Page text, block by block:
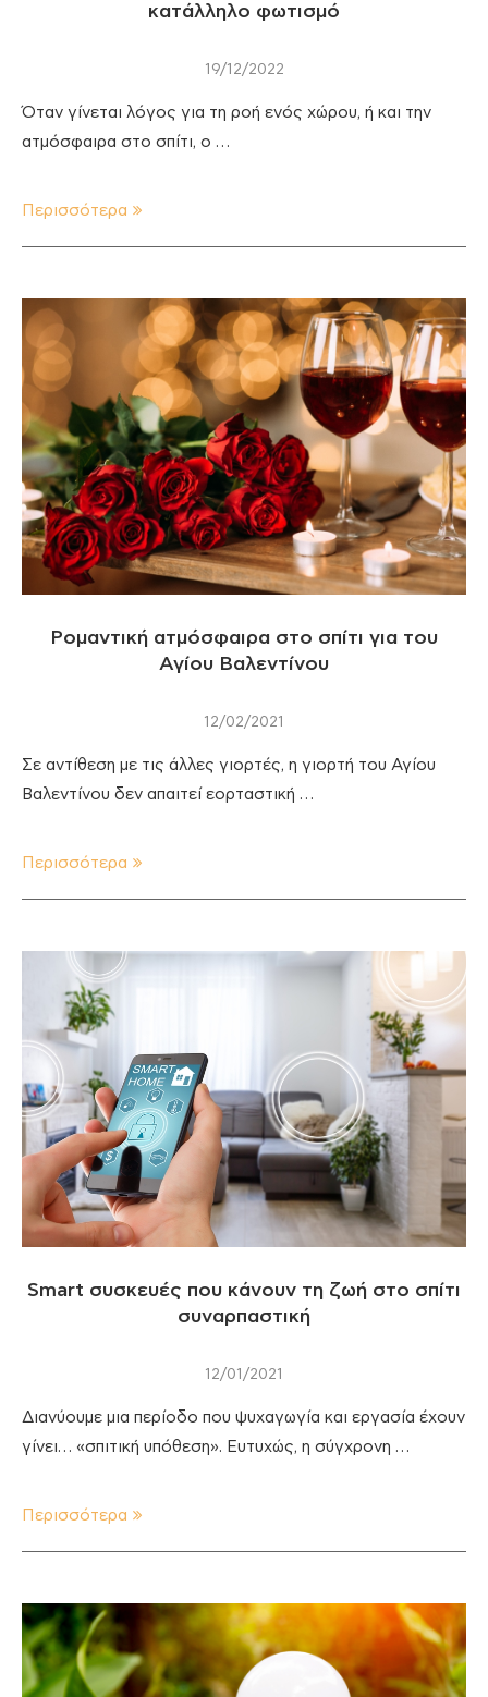
κατάλληλο φωτισμό
19/12/2022
Όταν γίνεται λόγος για τη ροή ενός χώρου, ή και την
ατμόσφαιρα στο σπίτι, ο …
Περισσότερα
Ρομαντική ατμόσφαιρα στο σπίτι για του
Αγίου Βαλεντίνου
12/02/2021
Σε αντίθεση με τις άλλες γιορτές, η γιορτή του Αγίου
Βαλεντίνου δεν απαιτεί εορταστική …
Περισσότερα
Smart συσκευές που κάνουν τη ζωή στο σπίτι
συναρπαστική
12/01/2021
Διανύουμε μια περίοδο που ψυχαγωγία και εργασία έχουν
γίνει… «σπιτική υπόθεση». Ευτυχώς, η σύγχρονη …
Περισσότερα